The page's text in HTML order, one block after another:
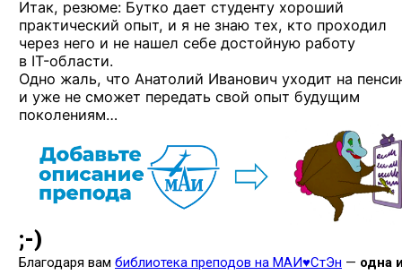
Итак, резюме: Бутко дает студенту хороший
практический опыт, и я не знаю тех, кто проходил
через него и не нашел себе достойную работу
в IT-области.
Одно жаль, что Анатолий Иванович уходит на
и уже не сможет передать свой опыт будущим
поколениям…